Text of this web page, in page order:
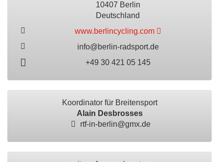
10407 Berlin
Deutschland
www.berlincycling.com
info@berlin-radsport.de
+49 30 421 05 145
Koordinator für Breitensport
Alain Desbrosses
rtf-in-berlin@gmx.de